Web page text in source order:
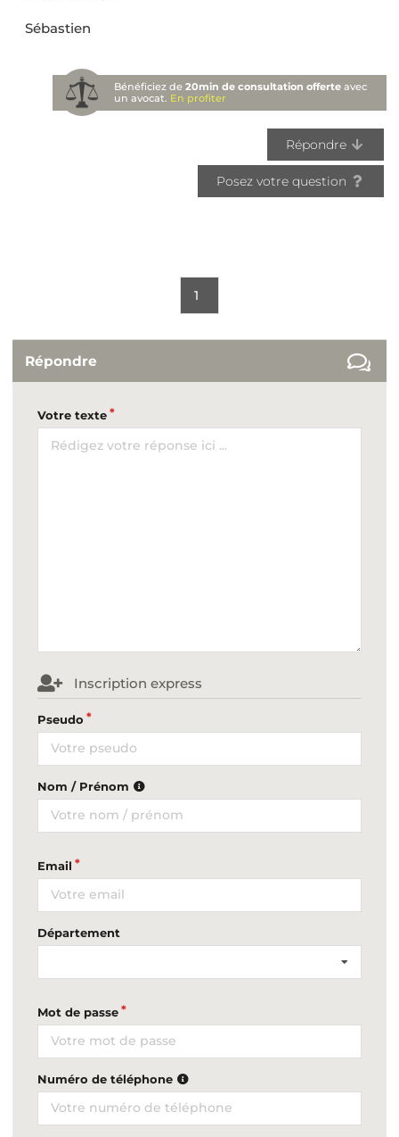
Sébastien
Bénéficiez de20min de consultation offerte avec
un avocat. En profiter
Répondre
Posez votre question
1
Répondre
Votre texte
Inscription express
Pseudo
Nom / Prénom
Email
Département
Mot de passe
Numéro de téléphone